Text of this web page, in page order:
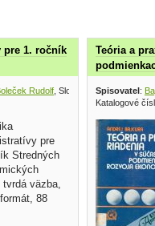
pre 1. ročník
Rudolf, Slovenské
pre
Stredných
väzba,
88
Teória a
Spisovatel :
Katalogové